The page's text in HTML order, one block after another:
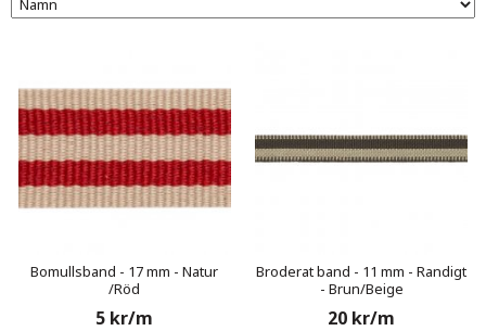
Bomullsband - 17 mm - Natur
/Röd
5 kr/m
Broderat band - 11 mm - Randigt
- Brun/Beige
20 kr/m